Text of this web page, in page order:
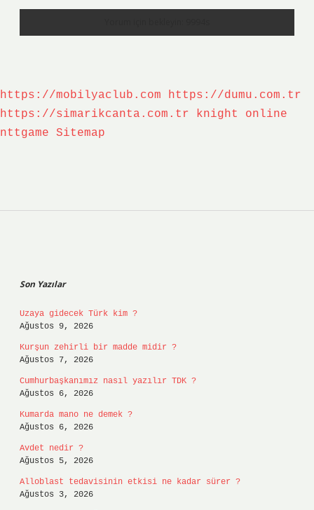
https://mobilyaclub.com
https://dumu.com.tr
https://simarikcanta.com.tr
knight online
nttgame
Sitemap
Son Yazılar
Uzaya gidecek Türk kim ?
Ağustos 9, 2026
Kurşun zehirli bir madde midir ?
Ağustos 7, 2026
Cumhurbaşkanımız nasıl yazılır TDK ?
Ağustos 6, 2026
Kumarda mano ne demek ?
Ağustos 6, 2026
Avdet nedir ?
Ağustos 5, 2026
Alloblast tedavisinin etkisi ne kadar sürer ?
Ağustos 3, 2026